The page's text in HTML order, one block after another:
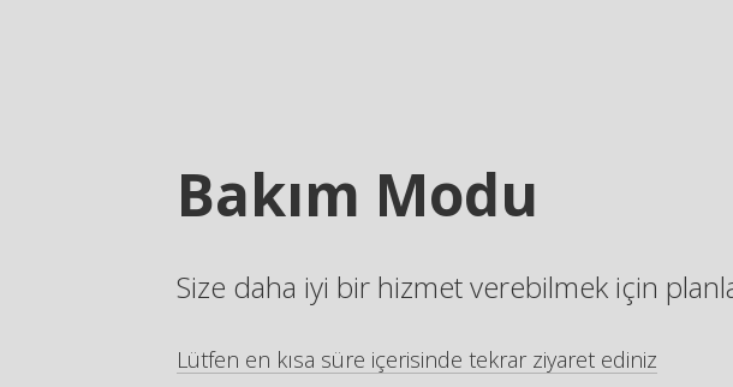
Bakım Modu
Size daha iyi bir hizmet verebilmek için
Lütfen en kısa süre içerisinde tekrar ziyaret ediniz